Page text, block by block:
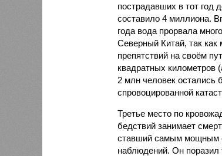
пострадавших в тот год
составило 4 миллиона.
года вода прорвала
Северный Китай, так как
препятствий на своём
квадратных километров
2 млн человек остались
спровоцированной
Третье место по
бедствий занимает
ставший самым мощным
наблюдений. Он поразил